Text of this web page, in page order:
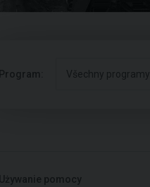
Program: Všechny programy
Używanie pomocy